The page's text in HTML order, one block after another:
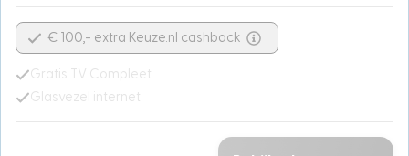
€ 100,- extra Keuze.nl cashback
Gratis TV Compleet
Glasvezel internet